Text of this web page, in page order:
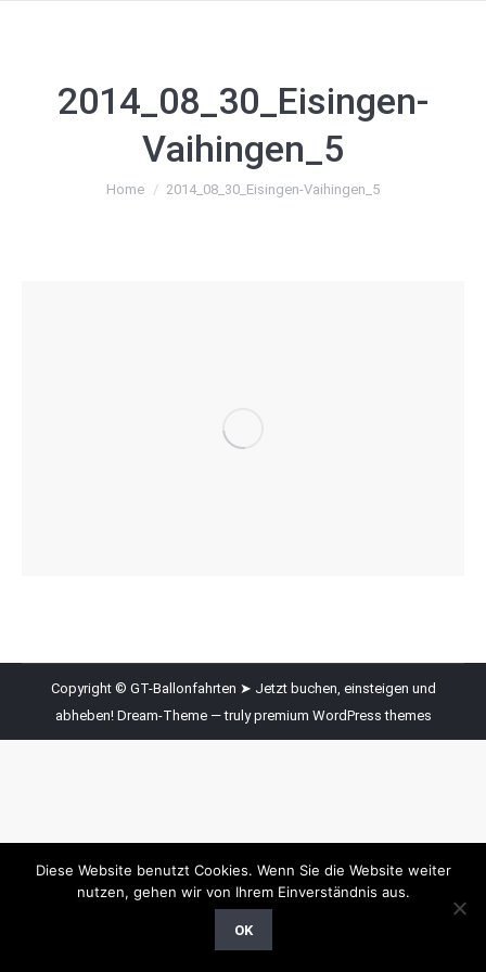
2014_08_30_Eisingen-
Vaihingen_5
You are here:
Home 2014_08_30_Eisingen-Vaihingen_5
Copyright © GT-Ballonfahrten ➤ Jetzt buchen, einsteigen und
abheben! Dream-Theme — trulypremium WordPress themes
Diese Website benutzt Cookies. Wenn Sie die Website weiter
nutzen, gehen wir von Ihrem Einverständnis aus.
OK